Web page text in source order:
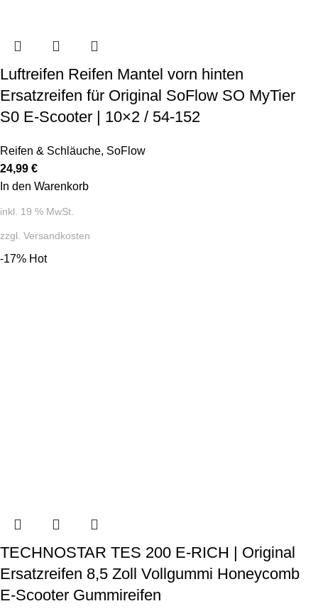
Luftreifen Reifen Mantel vorn hinten
Ersatzreifen für Original SoFlow SO MyTier
S0 E-Scooter | 10×2 / 54-152
Reifen & Schläuche, SoFlow
24,99 €
In den Warenkorb
inkl. 19 % MwSt.
zzgl. Versandkosten
-17% Hot
TECHNOSTAR TES 200 E-RICH | Original
Ersatzreifen 8,5 Zoll Vollgummi Honeycomb
E-Scooter Gummireifen